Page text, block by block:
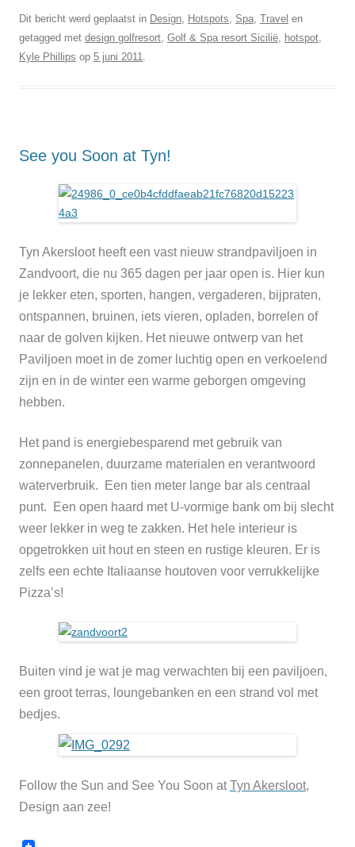
Dit bericht werd geplaatst in Design, Hotspots, Spa, Travel en
getagged met design golfresort, Golf & Spa resort Sicilië, hotspot,
Kyle Phillips op 5 juni 2011.
See you Soon at Tyn!
Tyn Akersloot heeft een vast nieuw strandpaviljoen in
Zandvoort, die nu 365 dagen per jaar open is. Hier kun
je lekker eten, sporten, hangen, vergaderen, bijpraten,
ontspannen, bruinen, iets vieren, opladen, borrelen of
naar de golven kijken. Het nieuwe ontwerp van het
Paviljoen moet in de zomer luchtig open en verkoelend
zijn en in de winter een warme geborgen omgeving
hebben.
Het pand is energiebesparend met gebruik van
zonnepanelen, duurzame materialen en verantwoord
waterverbruik. Een tien meter lange bar als centraal
punt. Een open haard met U-vormige bank om bij slecht
weer lekker in weg te zakken. Het hele interieur is
opgetrokken uit hout en steen en rustige kleuren. Er is
zelfs een echte Italiaanse houtoven voor verrukkelijke
Pizza’s!
Buiten vind je wat je mag verwachten bij een paviljoen,
een groot terras, loungebanken en een strand vol met
bedjes.
Follow the Sun and See You Soon atTyn Akersloot,
Design aan zee!